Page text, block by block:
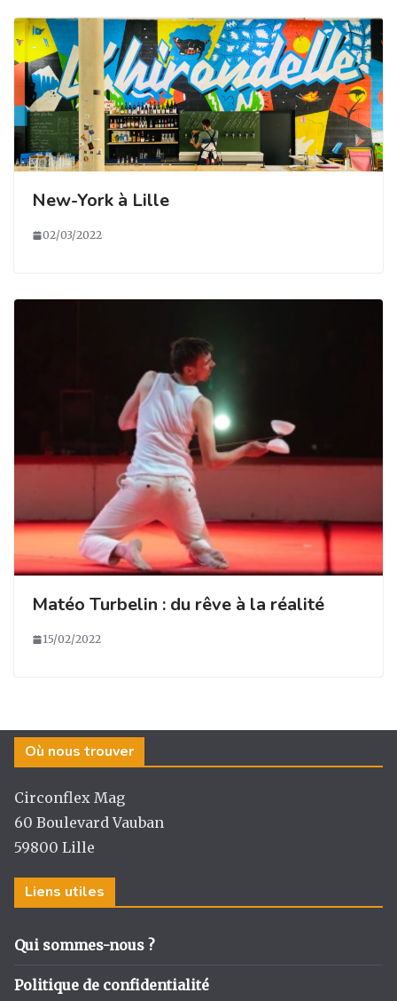
New-York à Lille
02/03/2022
Matéo Turbelin : du rêve à la réalité
15/02/2022
Où nous trouver
Circonflex Mag
60 Boulevard Vauban
59800 Lille
Liens utiles
Qui sommes-nous ?
Politique de confidentialité